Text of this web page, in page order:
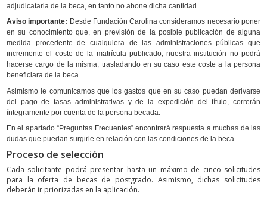
adjudicataria de la beca, en tanto no abone dicha cantidad.
Aviso importante: Desde Fundación Carolina consideramos necesario poner
en su conocimiento que, en previsión de la posible publicación de alguna
medida procedente de cualquiera de las administraciones públicas que
incremente el coste de la matrícula publicado, nuestra institución no podrá
hacerse cargo de la misma, trasladando en su caso este coste a la persona
beneficiara de la beca.
Asimismo le comunicamos que los gastos que en su caso puedan derivarse
del pago de tasas administrativas y de la expedición del título, correrán
íntegramente por cuenta de la persona becada.
En el apartado “Preguntas Frecuentes” encontrará respuesta a muchas de las
dudas que puedan surgirle en relación con las condiciones de la beca.
Proceso de selección
Cada solicitante podrá presentar hasta un máximo de cinco solicitudes
para la oferta de becas de postgrado. Asimismo, dichas solicitudes
deberán ir priorizadas en la aplicación.